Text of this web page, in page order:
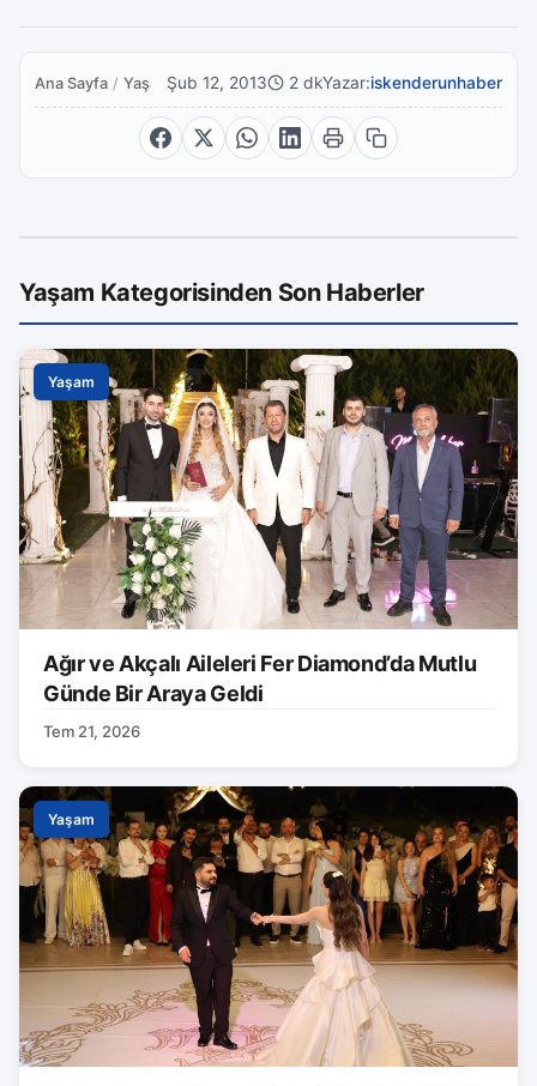
Ana Sayfa / YaşamŞub 12, 2013 2 dkYazar:iskenderunhaber
Yaşam Kategorisinden Son Haberler
Yaşam
Ağır ve Akçalı Aileleri Fer Diamond’da Mutlu
Günde Bir Araya Geldi
Tem 21, 2026
Yaşam